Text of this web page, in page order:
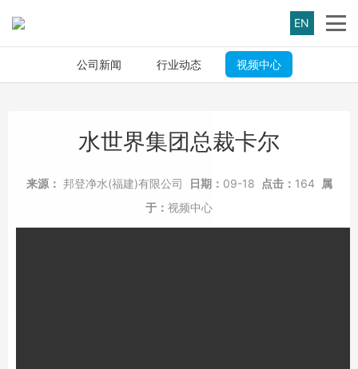
EN
公司新闻 行业动态 视频中心
水世界集团总裁卡尔
来源： 邦登净水(福建)有限公司 日期： 09-18 点击： 164
属
于： 视频中心